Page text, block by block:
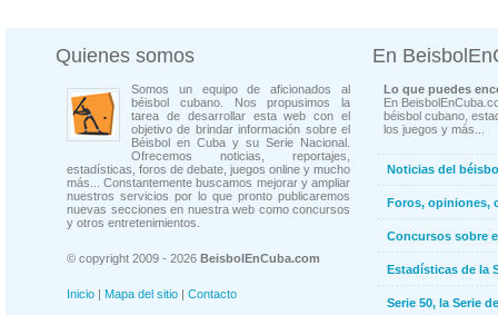
Quienes somos
Somos un equipo de aficionados al
béisbol cubano. Nos propusimos la
tarea de desarrollar esta web con el
objetivo de brindar información sobre el
Béisbol en Cuba y su Serie Nacional.
Ofrecemos noticias, reportajes,
estadísticas, foros de debate, juegos online y mucho
más... Constantemente buscamos mejorar y ampliar
nuestros servicios por lo que pronto publicaremos
nuevas secciones en nuestra web como concursos
y otros entretenimientos.
© copyright 2009 - 2026 BeisbolEnCuba.com
Inicio | Mapa del sitio | Contacto
En
Lo que puedes
En
béisbol cubano,
los juegos y más...
Noticias del
Foros, opiniones,
Concursos sobre
Estadísticas de la
Serie 50, la Serie